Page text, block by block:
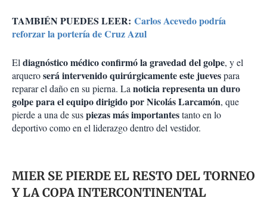
TAMBIÉN PUEDES LEER: Carlos Acevedo podría
reforzar la portería de Cruz Azul
Eldiagnóstico médico confirmó la gravedad del golpe, y el
arqueroserá intervenido quirúrgicamente este juevespara
reparar el daño en su pierna. Lanoticia representa un duro
golpe para el equipo dirigido por Nicolás Larcamón, que
pierde a una de suspiezas más importantestanto en lo
deportivo como en el liderazgo dentro del vestidor.
MIER SE PIERDE EL RESTO DEL TORNEO
Y LA COPA INTERCONTINENTAL